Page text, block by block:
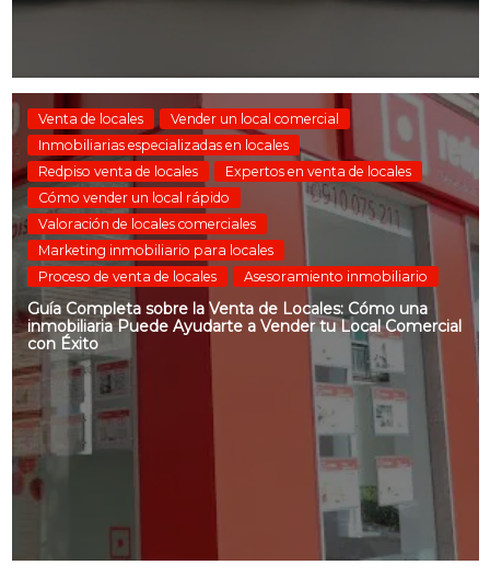
Venta de locales
Vender un local comercial
Inmobiliarias especializadas en locales
Redpiso venta de locales
Expertos en venta de locales
Cómo vender un local rápido
Valoración de locales comerciales
Marketing inmobiliario para locales
Proceso de venta de locales
Asesoramiento inmobiliario
Guía Completa sobre la Venta de Locales: Cómo una
inmobiliaria Puede Ayudarte a Vender tu Local Comercial
con Éxito